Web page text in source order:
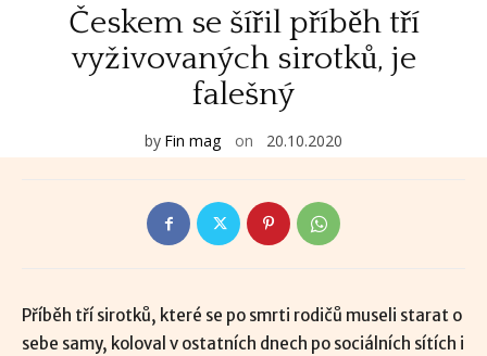
Českem se šířil příběh tří
vyživovaných sirotků, je
falešný
by Fin mag on 20.10.2020
Příběh tří sirotků, které se po smrti rodičů museli starat o
sebe samy, koloval v ostatních dnech po sociálních sítích i